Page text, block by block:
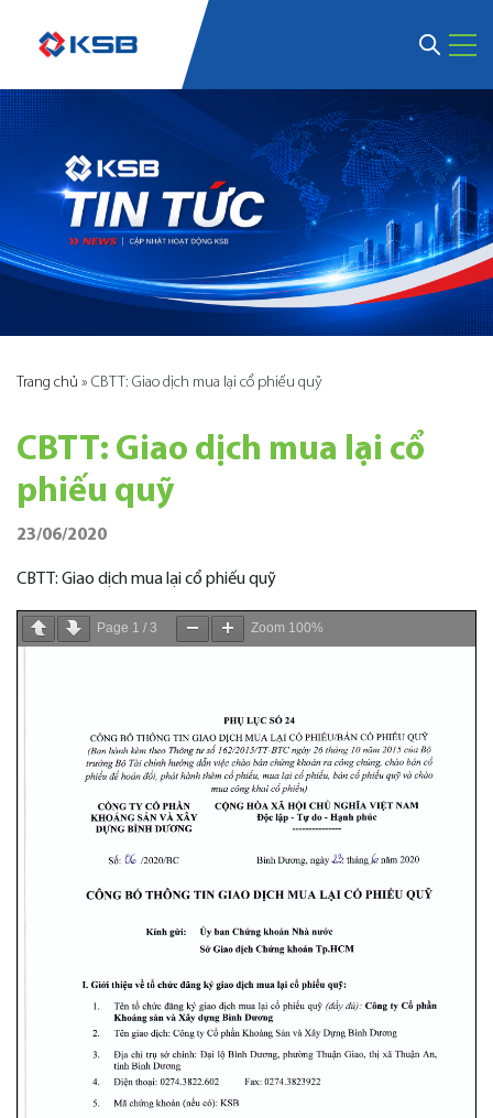
Trang chủ » CBTT: Giao dịch mua lại cổ phiếu quỹ
CBTT: Giao dịch mua lại cổ
phiếu quỹ
23/06/2020
CBTT: Giao dịch mua lại cổ phiếu quỹ
Page 1 / 3 Zoom 100%